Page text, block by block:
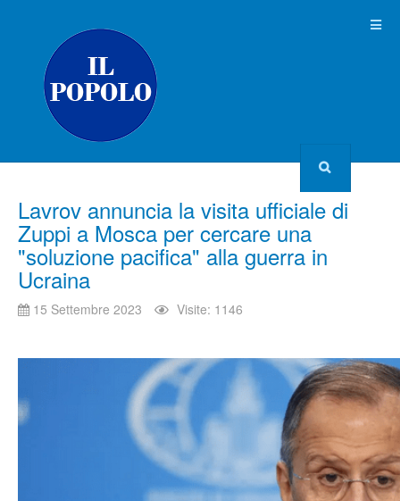
Lavrov annuncia la visita ufficiale di
Zuppi a Mosca per cercare una
"soluzione pacifica" alla guerra in
Ucraina
15 Settembre 2023 Visite: 1146